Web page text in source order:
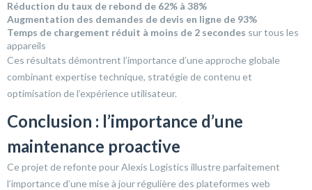
Réduction du taux de rebond de 62% à 38%
Augmentation des demandes de devis en ligne de 93%
Temps de chargement réduit à moins de 2 secondes sur tous les
appareils
Ces résultats démontrent l’importance d’une approche globale
combinant expertise technique, stratégie de contenu et
optimisation de l’expérience utilisateur.
Conclusion : l’importance d’une
maintenance proactive
Ce projet de refonte pour Alexis Logistics illustre parfaitement
l’importance d’une mise à jour régulière des plateformes web